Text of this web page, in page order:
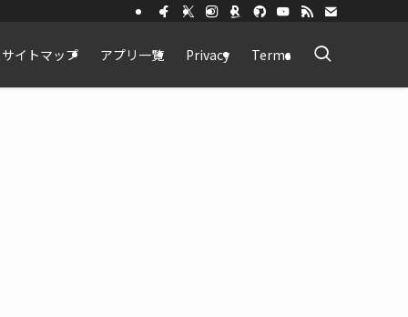
サイトマップ アプリ一覧 Privacy Terms